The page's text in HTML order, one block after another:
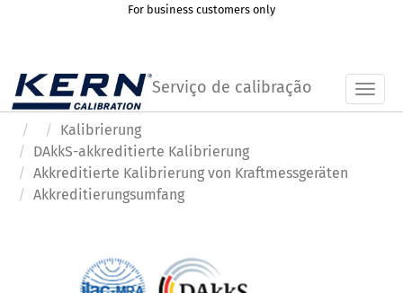
For business customers only
Serviço de calibração
Kalibrierung
DAkkS-akkreditierte Kalibrierung
Akkreditierte Kalibrierung von Kraftmessgeräten
Akkreditierungsumfang